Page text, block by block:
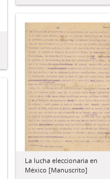
La lucha eleccionaria en
México [Manuscrito]